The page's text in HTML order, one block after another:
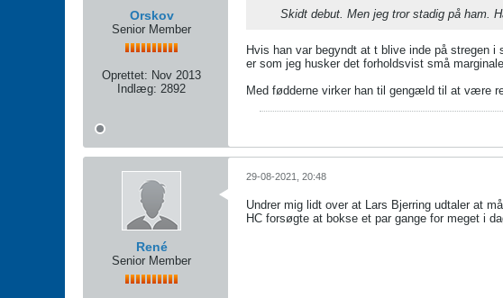
Orskov
Senior Member
Oprettet: Nov 2013
Indlæg: 2892
Skidt debut. Men jeg tror stadig på ham.
Hvis han var begyndt at t blive inde på stregen
er som jeg husker det forholdsvist små
Med fødderne virker han til gengæld til at være
René
Senior Member
29-08-2021, 20:48
Undrer mig lidt over at Lars Bjerring udtaler at
HC forsøgte at bokse et par gange for meget i